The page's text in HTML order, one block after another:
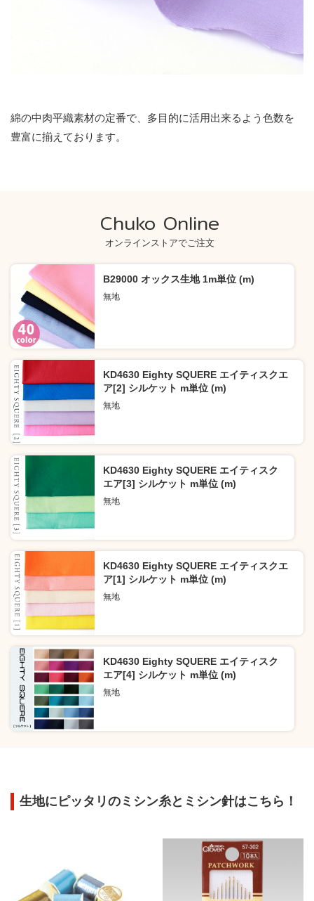
綿の中肉平織素材の定番で、多目的に活用出来るよう色数を
豊富に揃えております。
Chuko Online
オンラインストアでご注文
B29000 オックス生地 1m単位 (m)
無地
KD4630 Eighty SQUERE エイティスクエ
ア[2] シルケット m単位 (m)
無地
KD4630 Eighty SQUERE エイティスク
エア[3] シルケット m単位 (m)
無地
KD4630 Eighty SQUERE エイティスクエ
ア[1] シルケット m単位 (m)
無地
KD4630 Eighty SQUERE エイティスク
エア[4] シルケット m単位 (m)
無地
生地にピッタリのミシン糸とミシン針はこちら！